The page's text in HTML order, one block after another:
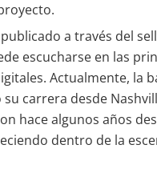
a través del
escucharse en las
Actualmente, la
carrera desde
hace algunos años
dentro de la